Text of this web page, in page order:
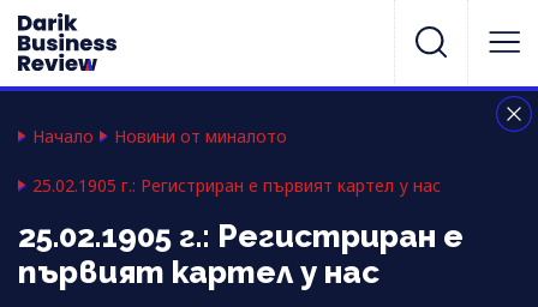
Начало Новини от миналото
25.02.1905 г.: Регистриран е първият картел у нас
25.02.1905 г.: Регистриран е
първият картел у нас